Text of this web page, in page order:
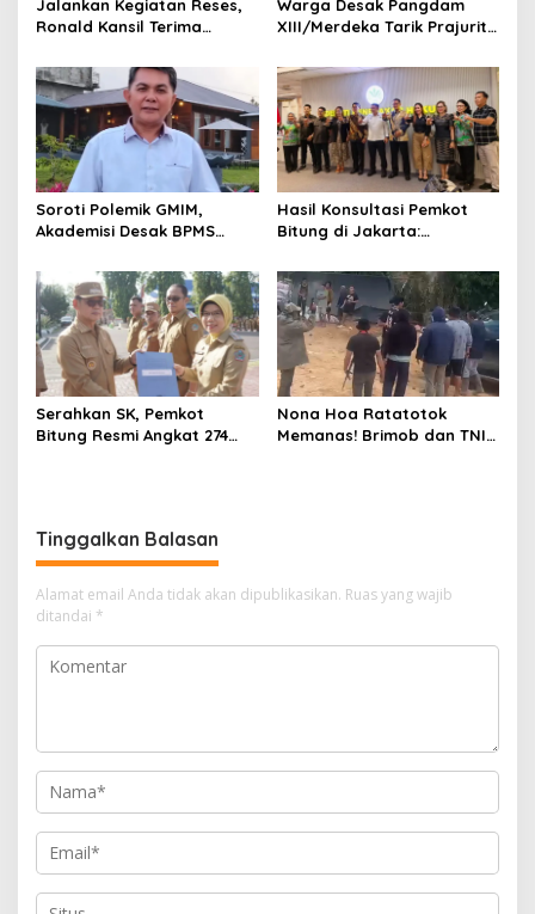
Jalankan Kegiatan Reses,
Ronald Kansil Terima
Warga Desak Pangdam
XIII/Merdeka Tarik Prajurit
“Rakyat Tidak Butuh
Tentara di Lokasi
Tambang”
Soroti Polemik GMIM,
Akademisi Desak BPMS
Gereja ke Politik Praktis
Hasil Konsultasi Pemkot
Bitung di Jakarta:
Lakukan Pencemaran
Lingkungan
Serahkan SK, Pemkot
Bitung Resmi Angkat 274
Nona Hoa Ratatotok
Memanas! Brimob dan TNI
Tinggalkan Balasan
Alamat email Anda tidak akan dipublikasikan. Ruas yang wajib
ditandai *